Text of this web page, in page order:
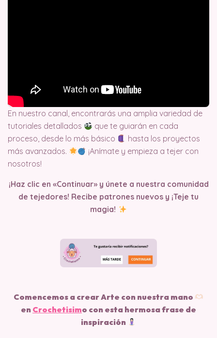
En nuestro canal, encontrarás una amplia variedad de
tutoriales detallados
que te guiarán en cada
proceso, desde lo más básico
hasta los proyectos
más avanzados.
¡Anímate y empieza a tejer con
nosotros!
¡Haz clic en «Continuar» y únete a nuestra comunidad
de tejedores! Recibe patrones nuevos y ¡Teje tu
magia!
Comencemos a crear Arte con nuestra mano
en Crochetisimo con esta hermosa frase de
inspiración